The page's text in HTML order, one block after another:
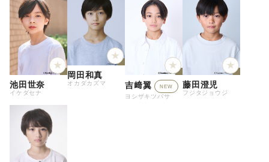
池田世奈
イケダセナ
岡田和真
オカダカズマ 吉﨑翼 NEW
ヨシザキツバサ
藤田澄児
フジタジョウジ